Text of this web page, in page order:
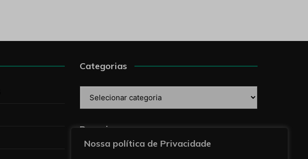
Nossa política de Privacidade
Categorias
Pesquise